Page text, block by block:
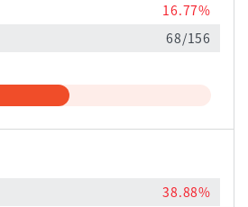
16.77%
68/156
38.88%